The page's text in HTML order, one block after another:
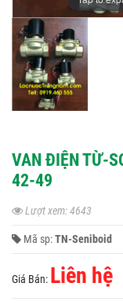
VAN ĐIỆN TỪ-
42-49
Lượt xem: 4643
Mã sp:TN-Seniboid
Giá Bán: Liên hệ